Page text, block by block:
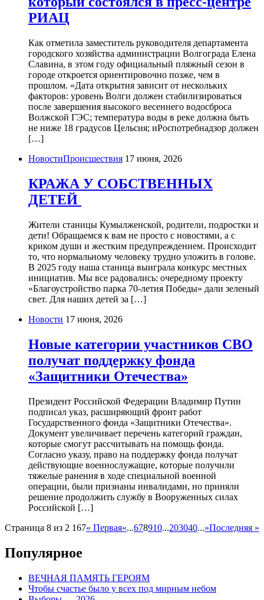
РИАЦ
Как отметила заместитель руководителя департамента
городского хозяйства администрации Волгограда Елена
Славина, в этом году официальный пляжный сезон в
городе откроется ориентировочно позже, чем в
прошлом. «Дата открытия зависит от нескольких
факторов: уровень Волги должен стабилизироваться
после завершения высокого весеннего водосброса
Волжской ГЭС; температура воды в реке должна быть
не ниже 18 градусов Цельсия; иРоспотребнадзор должен
[…]
НовостиПроисшествия 17 июня, 2026
КРАЖА У СОБСТВЕННЫХ
ДЕТЕЙ
Жители станицы Кумылженской, родители, подростки и
дети! Обращаемся к вам не просто с новостями, а с
криком души и жестким предупреждением. Происходит
то, что нормальному человеку трудно уложить в голове.
В 2025 году наша станица выиграла конкурс местных
инициатив. Мы все радовались: очередному проекту
«Благоустройство парка 70-летия Победы» дали зеленый
свет. Для наших детей за […]
Новости 17 июня, 2026
Новые категории участников СВО
получат поддержку фонда
«Защитники Отечества»
Президент Российской Федерации Владимир Путин
подписал указ, расширяющий фронт работ
Государственного фонда «Защитники Отечества».
Документ увеличивает перечень категорий граждан,
которые смогут рассчитывать на помощь фонда.
Согласно указу, право на поддержку фонда получат
действующие военнослужащие, которые получили
тяжелые ранения в ходе специальной военной
операции, были признаны инвалидами, но приняли
решение продолжить службу в Вооруженных силах
Российской […]
Страница 8 из 2 167« Первая«...678910...203040...»Последняя »
Популярное
ВЕЧНАЯ ПАМЯТЬ ГЕРОЯМ
Чтобы счастье было у всех под мирным небом